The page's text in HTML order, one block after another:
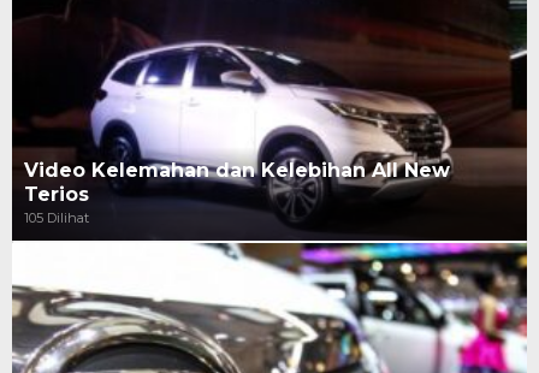
Video Kelemahan dan Kelebihan All New
Terios
105 Dilihat